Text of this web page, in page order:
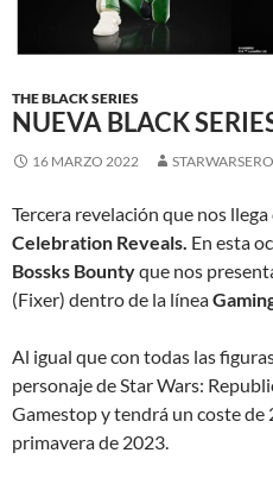
THE BLACK SERIES
NUEVA BLACK
16 MARZO 2022
Tercera revelación que nos llega
Celebration Reveals. En esta
Bossks Bountyque nos
(Fixer) dentro de la línea
Al igual que con todas las
personaje de Star Wars:
Gamestop y tendrá un coste de
primavera de 2023.